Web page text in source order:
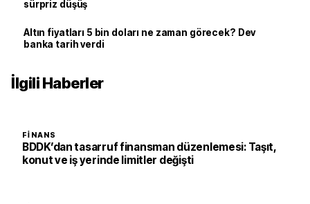
sürpriz düşüş
Altın fiyatları 5 bin doları ne zaman görecek? Dev
banka tarih verdi
İlgili Haberler
FINANS
BDDK’dan tasarruf finansman düzenlemesi: Taşıt,
konut ve iş yerinde limitler değişti